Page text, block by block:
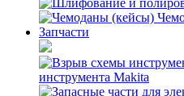
Запчасти
инструмента Makita